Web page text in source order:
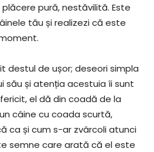
pură, nestăvilită. Este
tău și realizezi că este
destul de ușor; deseori simpla
său și atenția acestuia îi sunt
el dă din coadă de la
câine cu coada scurtă,
ca și cum s-ar zvârcoli atunci
semne care arată că el este